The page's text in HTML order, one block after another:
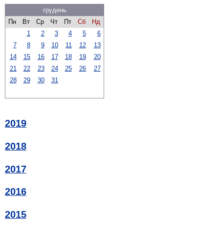
грудень
Пн
Вт Ср Чт Пт Сб
Нд
1
2 3 4 5
6
7
8 9 10 11 12
13
14
15 16 17 18 19
20
21
22 23 24 25 26
27
28
29 30 31
2019
2018
2017
2016
2015